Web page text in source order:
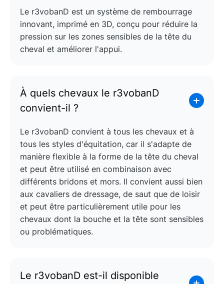
Le r3vobanD est un système de rembourrage
innovant, imprimé en 3D, conçu pour réduire la
pression sur les zones sensibles de la tête du
cheval et améliorer l'appui.
À quels chevaux le r3vobanD
convient-il ?
Le r3vobanD convient à tous les chevaux et à
tous les styles d'équitation, car il s'adapte de
manière flexible à la forme de la tête du cheval
et peut être utilisé en combinaison avec
différents bridons et mors. Il convient aussi bien
aux cavaliers de dressage, de saut que de loisir
et peut être particulièrement utile pour les
chevaux dont la bouche et la tête sont sensibles
ou problématiques.
Le r3vobanD est-il disponible